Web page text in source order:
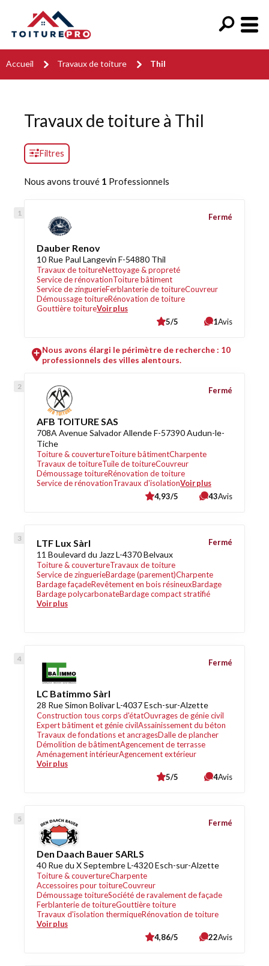
Accueil Travaux de toiture Thil
Travaux de toiture à Thil
Filtres
Nous avons trouvé 1 Professionnels
Dauber Renov
10 Rue Paul Langevin F-54880 Thil
Travaux de toitureNettoyage & propreté
Service de rénovationToiture bâtiment
Service de zinguerieFerblanterie de toitureCouvreur
Démoussage toitureRénovation de toiture
Gouttière toitureVoir plus
Fermé
5/5 1Avis
Nous avons élargi le périmètre de recherche : 10
professionnels des villes alentours.
AFB TOITURE SAS
708A Avenue Salvador Allende F-57390 Audun-le-
Tiche
Toiture & couvertureToiture bâtimentCharpente
Travaux de toitureTuile de toitureCouvreur
Démoussage toitureRénovation de toiture
Service de rénovationTravaux d'isolationVoir plus
Fermé
4,93/5 43Avis
LTF Lux Sàrl
11 Boulevard du Jazz L-4370 Belvaux
Toiture & couvertureTravaux de toiture
Service de zinguerieBardage (parement)Charpente
Bardage façadeRevêtement en bois résineuxBardage
Bardage polycarbonateBardage compact stratifié
Voir plus
Fermé
LC Batimmo Sàrl
28 Rue Simon Bolivar L-4037 Esch-sur-Alzette
Construction tous corps d'étatOuvrages de génie civil
Expert bâtiment et génie civilAssainissement du béton
Travaux de fondations et ancragesDalle de plancher
Démolition de bâtimentAgencement de terrasse
Aménagement intérieurAgencement extérieur
Voir plus
Fermé
5/5 4Avis
Den Daach Bauer SARLS
40 Rue du X Septembre L-4320 Esch-sur-Alzette
Toiture & couvertureCharpente
Accessoires pour toitureCouvreur
Démoussage toitureSociété de ravalement de façade
Ferblanterie de toitureGouttière toiture
Travaux d'isolation thermiqueRénovation de toiture
Voir plus
Fermé
4,86/5 22Avis